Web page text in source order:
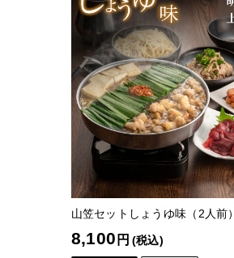
山笠セットしょうゆ味（2人前）
8,100 円 (税込)